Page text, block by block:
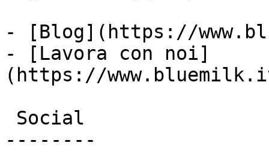
- [Blog](https://
- [Lavora con noi]
(https://
--------